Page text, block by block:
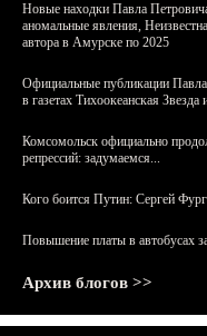
Новые находки Павла
аномальные явления,
автора в Амурске по 2025
Официальные публикации
в газетах Тихоокеанская
Комсомольск официально
репрессий: задумаемся...
Кого боится Путин: Сергей
Повышение платы в автобусах
Архив блогов >>